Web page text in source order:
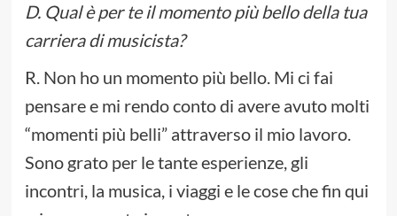
D. Qual è per te il momento più bello della tua
carriera di musicista?
R. Non ho un momento più bello. Mi ci fai
pensare e mi rendo conto di avere avuto molti
“momenti più belli” attraverso il mio lavoro.
Sono grato per le tante esperienze, gli
incontri, la musica, i viaggi e le cose che fin qui